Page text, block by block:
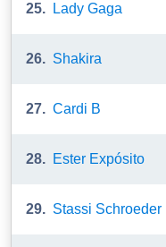
25. Lady Gaga
26. Shakira
27. Cardi B
28. Ester Expósito
29. Stassi Schroeder